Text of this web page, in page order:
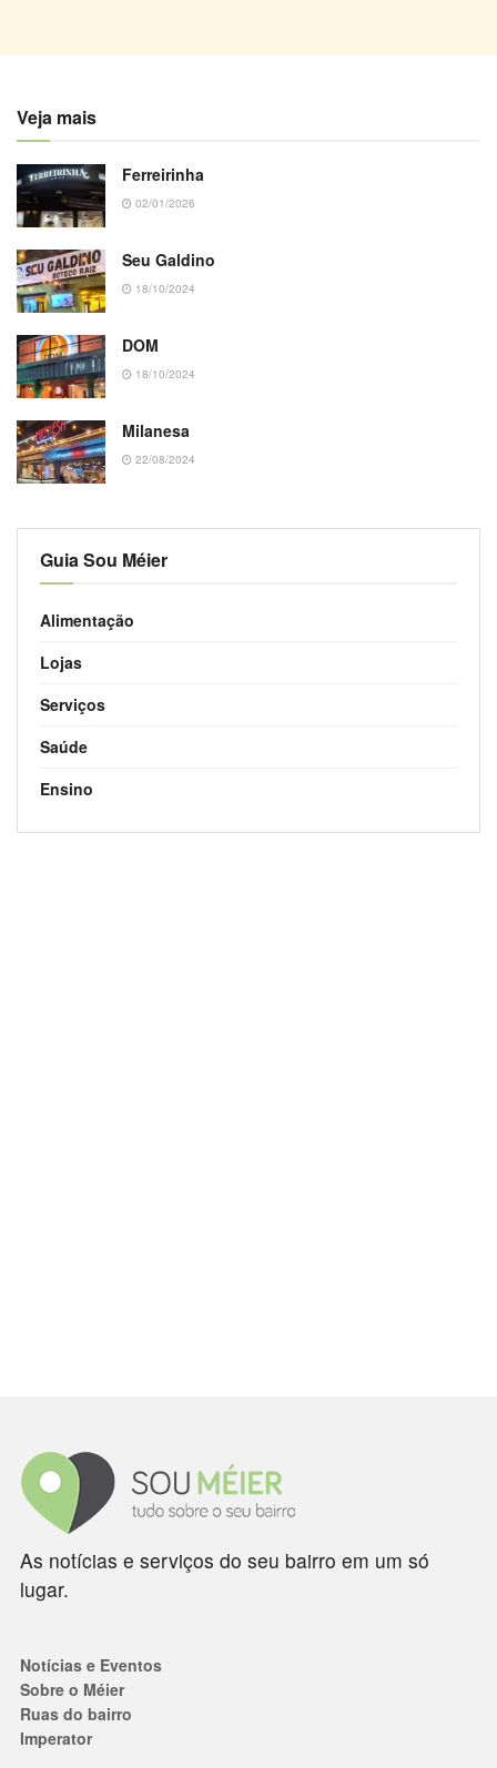
Veja mais
Ferreirinha
02/01/2026
Seu Galdino
18/10/2024
DOM
18/10/2024
Milanesa
22/08/2024
Guia Sou Méier
Alimentação
Lojas
Serviços
Saúde
Ensino
As notícias e serviços do seu bairro em um só
lugar.
Notícias e Eventos
Sobre o Méier
Ruas do bairro
Imperator